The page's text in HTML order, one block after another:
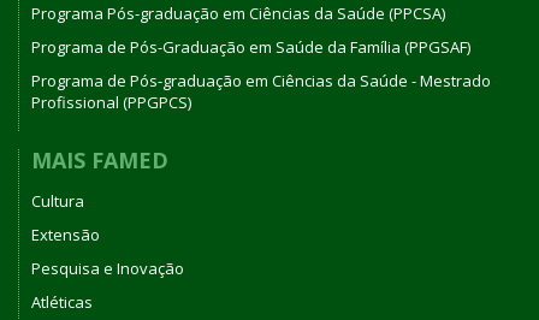
Programa Pós-graduação em Ciências da Saúde (PPCSA)
Programa de Pós-Graduação em Saúde da Família (PPGSAF)
Programa de Pós-graduação em Ciências da Saúde - Mestrado
Profissional (PPGPCS)
MAIS FAMED
Cultura
Extensão
Pesquisa e Inovação
Atléticas